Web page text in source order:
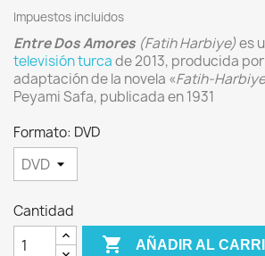
Impuestos incluidos
Entre Dos Amores (Fatih Harbiye)es
televisión turcade 2013, producida por
adaptación de la novela «Fatih-Harbiye
Peyami Safa, publicada en 1931
Formato: DVD
Cantidad
 AÑADIR AL